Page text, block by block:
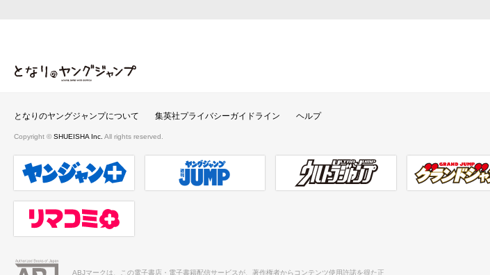
となりのヤングジャンプ
となりのヤングジャンプについて 集英社プライバシーガイドライン ヘルプ
Copyright © SHUEISHA Inc. All rights reserved.
ヤンジャンプラス 週刊ヤングジャンプ公式サイトウルトラジャンプ グランドジャンプ
リマコミ＋
ABJマークは、この電子書店・電子書籍配信サービスが、著作権者からコンテンツ使用許諾を得た正